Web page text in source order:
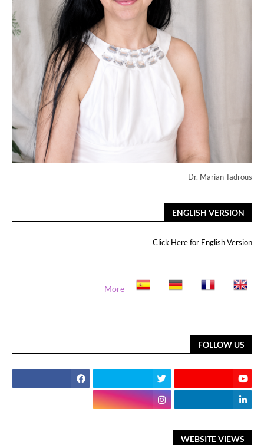
Dr. Marian Tadrous
ENGLISH VERSION
Click Here for English Version
More
FOLLOW US
WEBSITE VIEWS